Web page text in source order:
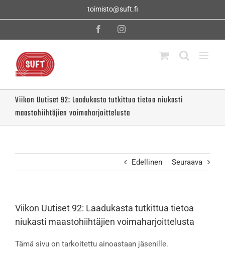
toimisto@suft.fi
FacebookInstagram
Viikon Uutiset 92: Laadukasta tutkittua tietoa niukasti
maastohiihtäjien voimaharjoittelusta
Edellinen Seuraava
Viikon Uutiset 92: Laadukasta tutkittua tietoa
niukasti maastohiihtäjien voimaharjoittelusta
Tämä sivu on tarkoitettu ainoastaan jäsenille.